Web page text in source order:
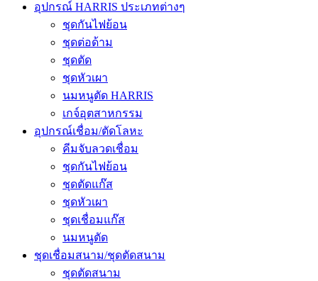
อุปกรณ์ HARRIS ประเภทต่างๆ
ชุดกันไฟย้อน
ชุดต่อด้าม
ชุดตัด
ชุดหัวเผา
นมหนูตัด HARRIS
เกจ์อุตสาหกรรม
อุปกรณ์เชื่อม/ตัดโลหะ
คีมจับลวดเชื่อม
ชุดกันไฟย้อน
ชุดตัดแก๊ส
ชุดหัวเผา
ชุดเชื่อมแก๊ส
นมหนูตัด
ชุดเชื่อมสนาม/ชุดตัดสนาม
ชุดตัดสนาม